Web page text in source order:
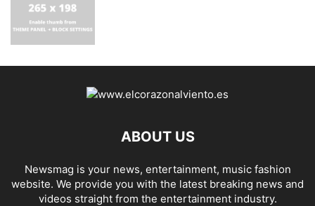
ABOUT US
Newsmag is your news, entertainment, music fashion
website. We provide you with the latest breaking news and
videos straight from the entertainment industry.